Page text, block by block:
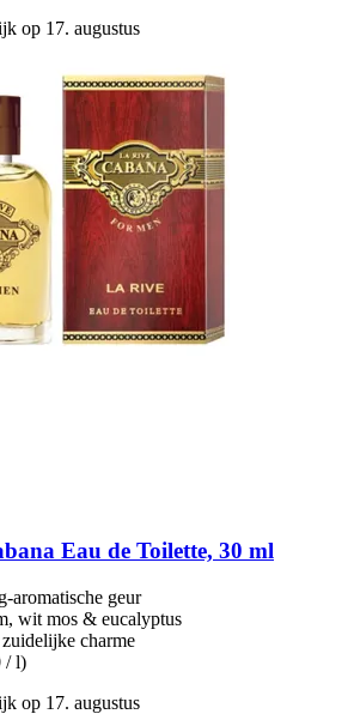
op 17. augustus
Eau de Toilette, 30 ml
aromatische geur
wit mos & eucalyptus
charme
/ l)
op 17. augustus